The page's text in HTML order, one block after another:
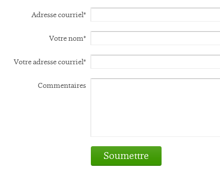
Adresse courriel*
Votre nom*
Votre adresse courriel*
Commentaires
Soumettre